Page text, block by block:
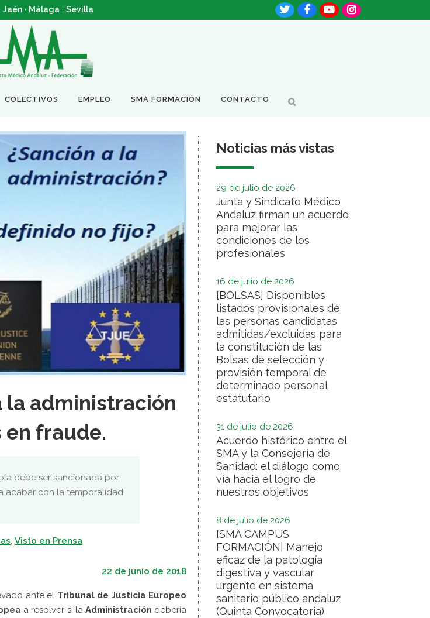
Jaén · Málaga · Sevilla
COLECTIVOS EMPLEO SMA FORMACIÓN CONTACTO
la administración
fraude.
debe ser sancionada por
acabar con la temporalidad
Visto en Prensa
22 de junio de 2018
ante el Tribunal de Justicia Europeo
a resolver si la Administración debería
Noticias más vistas
29 de julio de 2026
Junta y Sindicato Médico
Andaluz firman un acuerdo
para mejorar las
condiciones de los
profesionales
16 de julio de 2026
[BOLSAS] Disponibles
listados provisionales de
las personas candidatas
admitidas/excluidas para
la constitución de las
Bolsas de selección y
provisión temporal de
determinado personal
estatutario
31 de julio de 2026
Acuerdo histórico entre el
SMA y la Consejería de
Sanidad: el diálogo como
vía hacia el logro de
nuestros objetivos
8 de julio de 2026
[SMA CAMPUS
FORMACIÓN] Manejo
eficaz de la patología
digestiva y vascular
urgente en sistema
sanitario público andaluz
(Quinta Convocatoria)